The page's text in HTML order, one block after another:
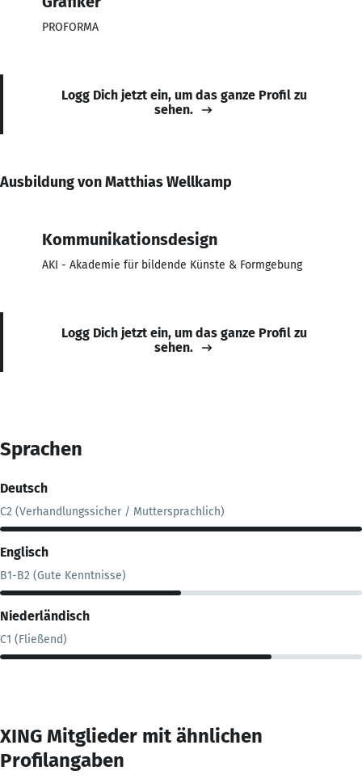
PROFORMA
Logg Dich jetzt ein, um das ganze Profil zu
sehen.
Ausbildung von Matthias Wellkamp
Kommunikationsdesign
AKI - Akademie für bildende Künste & Formgebung
Logg Dich jetzt ein, um das ganze Profil zu
sehen.
Sprachen
Deutsch
C2 (Verhandlungssicher / Muttersprachlich)
Englisch
B1-B2 (Gute Kenntnisse)
Niederländisch
C1 (Fließend)
XING Mitglieder mit ähnlichen
Profilangaben